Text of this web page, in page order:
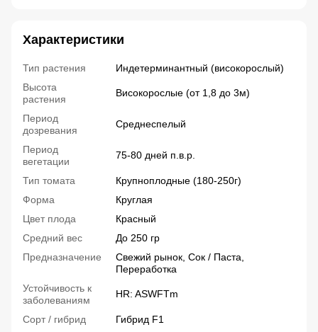
Характеристики
Тип растения
Индетерминантный (високорослый)
Высота
растения
Високорослые (от 1,8 до 3м)
Период
дозревания
Среднеспелый
Период
вегетации
75-80 дней п.в.р.
Тип томата
Крупноплодные (180-250г)
Форма
Круглая
Цвет плода
Красный
Средний вес
До 250 гр
Предназначение
Свежий рынок, Сок / Паста,
Переработка
Устойчивость к
заболеваниям
HR: ASWFTm
Сорт / гибрид
Гибрид F1